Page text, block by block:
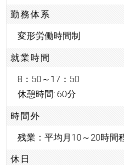
勤務体系
変形労働時間制
就業時間
8：50～17：50
休憩時間: 60分
時間外
残業：平均月10～20時間
休日